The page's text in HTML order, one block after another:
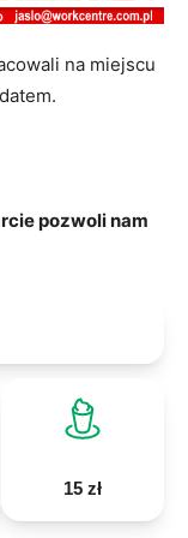
na miejscu
pozwoli nam
15 zł